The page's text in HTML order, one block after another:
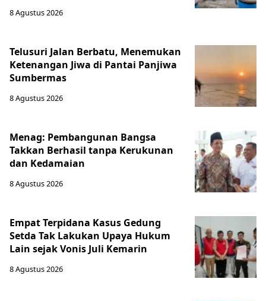
8 Agustus 2026
Telusuri Jalan Berbatu, Menemukan
Ketenangan Jiwa di Pantai Panjiwa
Sumbermas
8 Agustus 2026
Menag: Pembangunan Bangsa
Takkan Berhasil tanpa Kerukunan
dan Kedamaian
8 Agustus 2026
Empat Terpidana Kasus Gedung
Setda Tak Lakukan Upaya Hukum
Lain sejak Vonis Juli Kemarin
8 Agustus 2026